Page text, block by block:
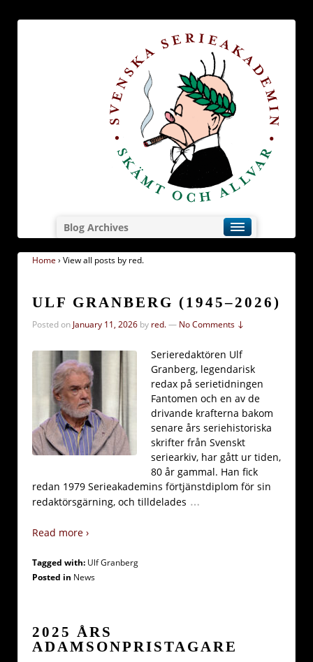
Blog Archives
Home › View all posts by red.
ULF GRANBERG (1945–2026)
Posted on January 11, 2026 by red.— No Comments ↓
Serieredaktören Ulf
Granberg, legendarisk
redax på serietidningen
Fantomen och en av de
drivande krafterna bakom
senare års seriehistoriska
skrifter från Svenskt
seriearkiv, har gått ur tiden,
80 år gammal. Han fick
redan 1979 Serieakademins förtjänstdiplom för sin
redaktörsgärning, och tilldelades …
Read more ›
Tagged with: Ulf Granberg
Posted in News
2025 ÅRS
ADAMSONPRISTAGARE